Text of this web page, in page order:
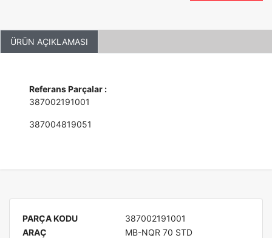
ÜRÜN AÇIKLAMASI
Referans Parçalar :
387002191001
387004819051
PARÇA KODU
387002191001
ARAÇ
MB-NQR 70 STD